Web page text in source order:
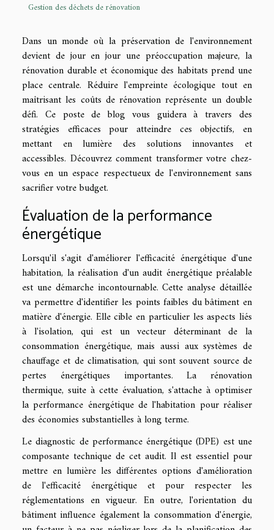
Gestion des déchets de rénovation
Dans un monde où la préservation de l'environnement
devient de jour en jour une préoccupation majeure, la
rénovation durable et économique des habitats prend une
place centrale. Réduire l'empreinte écologique tout en
maîtrisant les coûts de rénovation représente un double
défi. Ce poste de blog vous guidera à travers des
stratégies efficaces pour atteindre ces objectifs, en
mettant en lumière des solutions innovantes et
accessibles. Découvrez comment transformer votre chez-
vous en un espace respectueux de l'environnement sans
sacrifier votre budget.
Évaluation de la performance
énergétique
Lorsqu'il s'agit d'améliorer l'efficacité énergétique d'une
habitation, la réalisation d'un audit énergétique préalable
est une démarche incontournable. Cette analyse détaillée
va permettre d'identifier les points faibles du bâtiment en
matière d'énergie. Elle cible en particulier les aspects liés
à l'isolation, qui est un vecteur déterminant de la
consommation énergétique, mais aussi aux systèmes de
chauffage et de climatisation, qui sont souvent source de
pertes énergétiques importantes. La rénovation
thermique, suite à cette évaluation, s'attache à optimiser
la performance énergétique de l'habitation pour réaliser
des économies substantielles à long terme.
Le diagnostic de performance énergétique (DPE) est une
composante technique de cet audit. Il est essentiel pour
mettre en lumière les différentes options d'amélioration
de l'efficacité énergétique et pour respecter les
réglementations en vigueur. En outre, l'orientation du
bâtiment influence également la consommation d'énergie,